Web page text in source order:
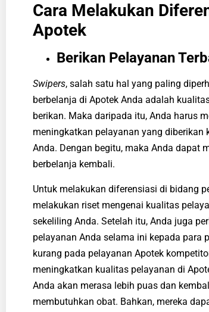
Cara Melakukan
Apotek
Berikan Pelayanan
Swipers, salah satu hal yang paling
berbelanja di Apotek Anda adalah
berikan. Maka daripada itu, Anda harus
meningkatkan pelayanan yang diberikan
Anda. Dengan begitu, maka Anda dapat
berbelanja kembali.
Untuk melakukan diferensiasi di bidang
melakukan riset mengenai kualitas
sekeliling Anda. Setelah itu, Anda juga
pelayanan Anda selama ini kepada para
kurang pada pelayanan Apotek
meningkatkan kualitas pelayanan di
Anda akan merasa lebih puas dan
membutuhkan obat. Bahkan, mereka